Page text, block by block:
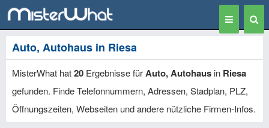
Toggle
navigation
Auto, Autohaus in Riesa
MisterWhat hat20 Ergebnisse fürAuto, Autohaus in Riesa
gefunden. Finde Telefonnummern, Adressen, Stadplan, PLZ,
Öffnungszeiten, Webseiten und andere nützliche Firmen-Infos.